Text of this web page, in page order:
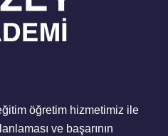
öğretim hizmetimiz ile
ve başarının